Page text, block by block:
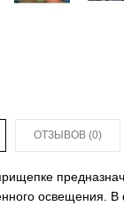
ОТЗЫВОВ (0)
освещения.